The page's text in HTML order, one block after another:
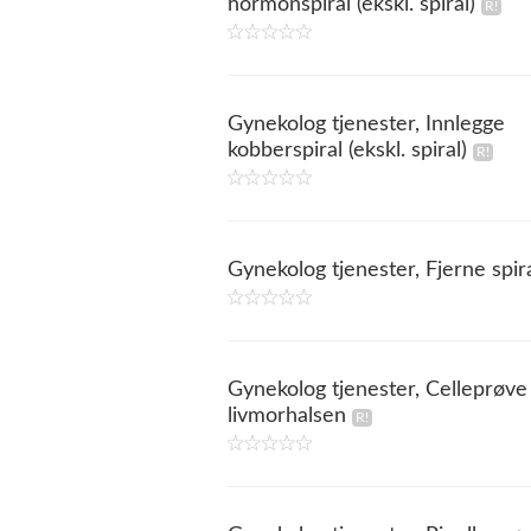
hormonspiral (ekskl. spiral)
Gynekolog tjenester, Innlegge
kobberspiral (ekskl. spiral)
Gynekolog tjenester, Fjerne
Gynekolog tjenester, Celleprøve
livmorhalsen